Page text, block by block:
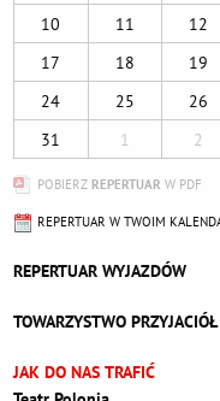
10
11 12
17
18 19
24
25 26
31
1 2
POBIERZ REPERTUAR W PDF
REPERTUAR W TWOIM
REPERTUAR WYJAZDÓW
TOWARZYSTWO
JAK DO NAS TRAFIĆ